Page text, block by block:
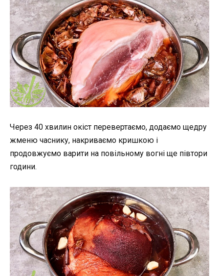
Через 40 хвилин окіст перевертаємо, додаємо щедру
жменю часнику, накриваємо кришкою і
продовжуємо варити на повільному вогні ще півтори
години.